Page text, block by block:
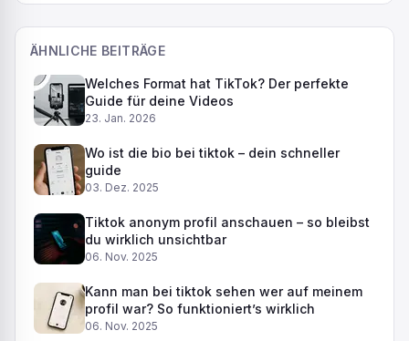
ÄHNLICHE BEITRÄGE
Welches Format hat TikTok? Der perfekte
Guide für deine Videos
23. Jan. 2026
Wo ist die bio bei tiktok – dein schneller
guide
03. Dez. 2025
Tiktok anonym profil anschauen – so bleibst
du wirklich unsichtbar
06. Nov. 2025
Kann man bei tiktok sehen wer auf meinem
profil war? So funktioniert’s wirklich
06. Nov. 2025